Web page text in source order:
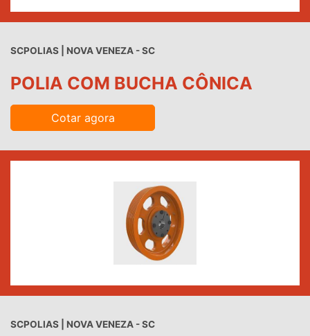
SCPOLIAS | NOVA VENEZA - SC
POLIA COM BUCHA CÔNICA
Cotar agora
SCPOLIAS | NOVA VENEZA - SC